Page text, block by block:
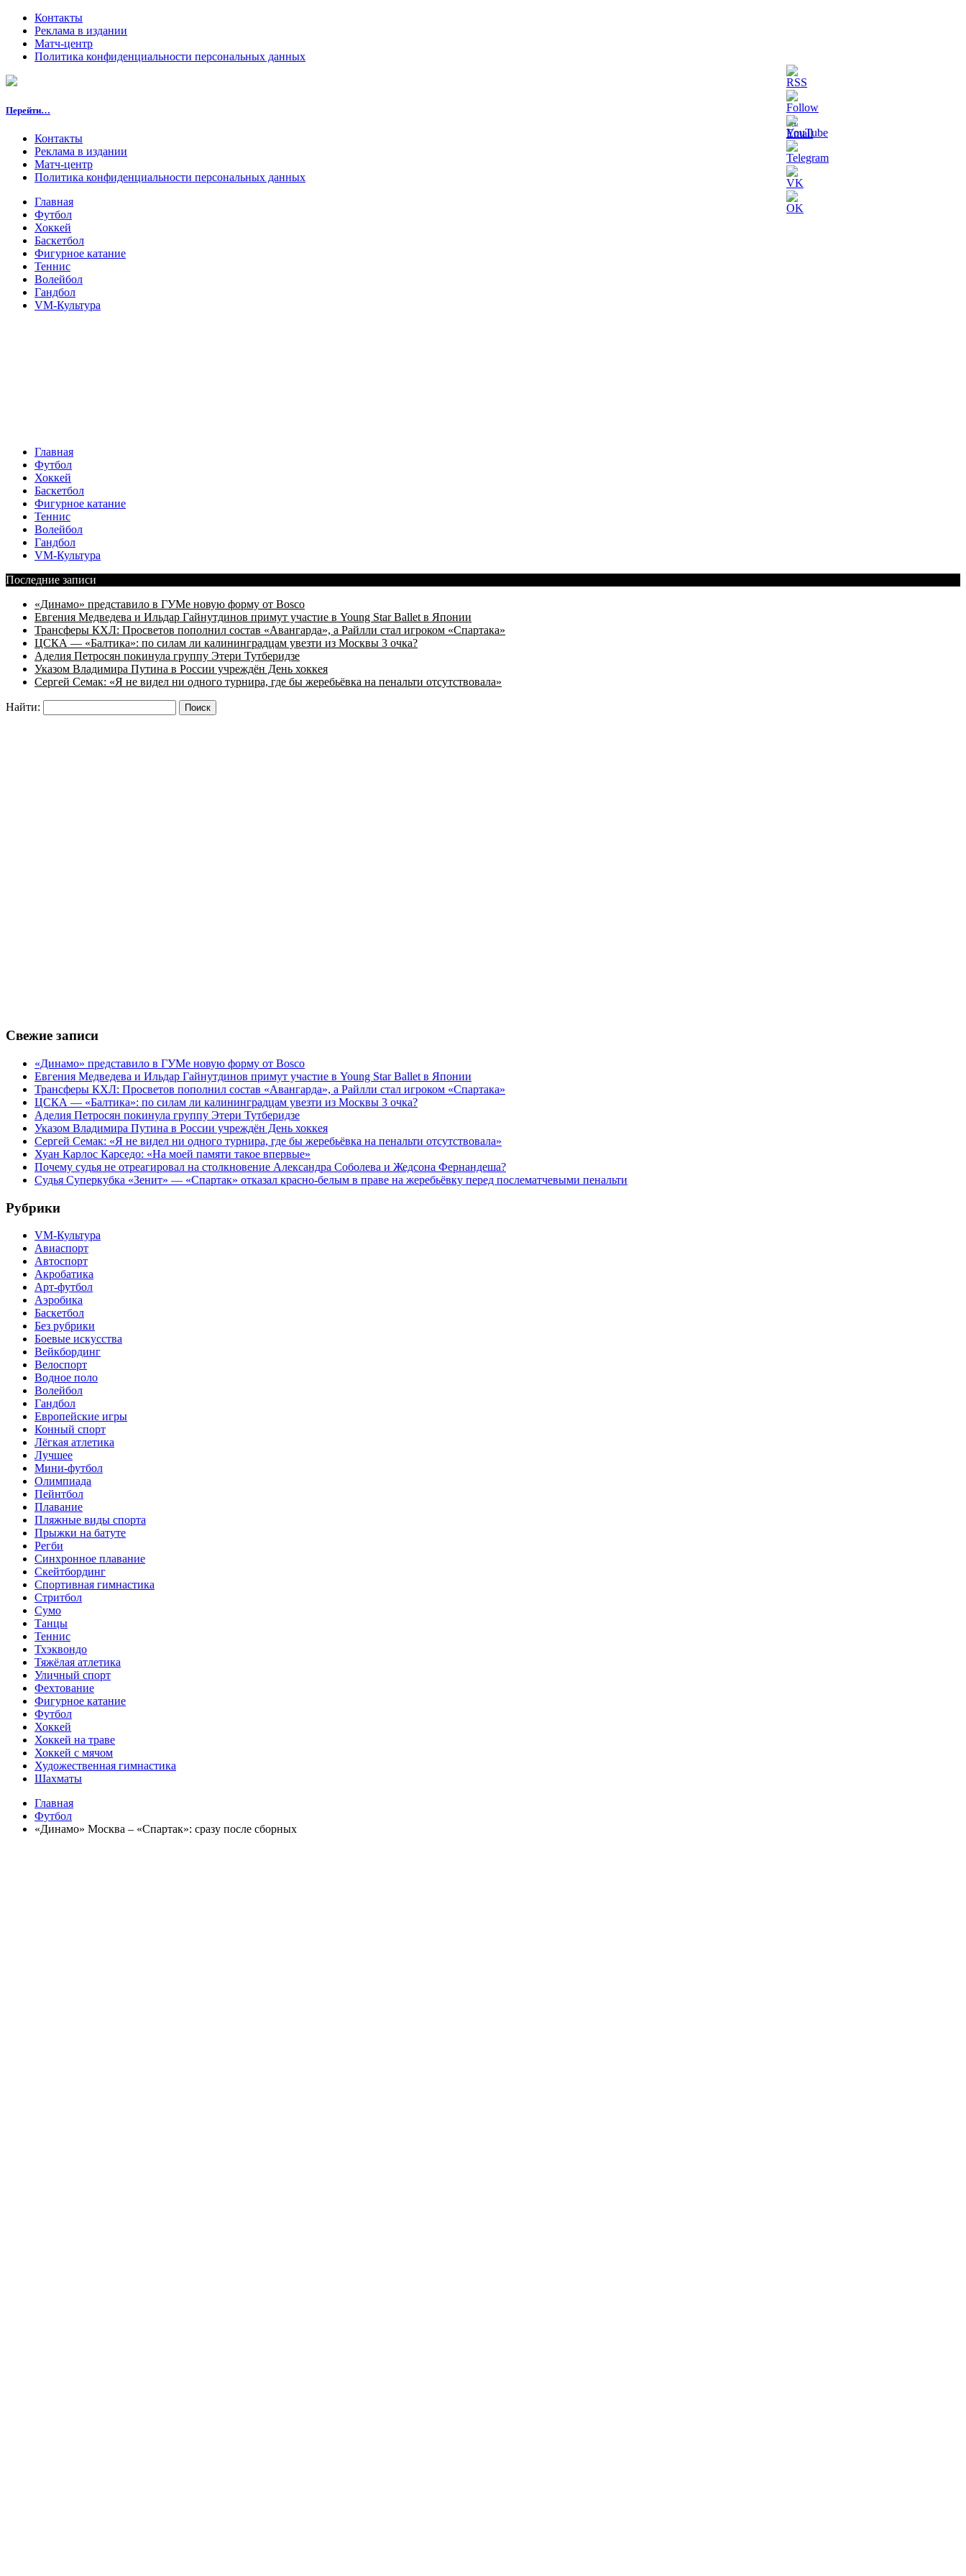
Контакты
Реклама в издании
Матч-центр
Политика конфиденциальности персональных данных
Перейти…
Контакты
Реклама в издании
Матч-центр
Политика конфиденциальности персональных данных
Главная
Футбол
Хоккей
Баскетбол
Фигурное катание
Теннис
Волейбол
Гандбол
VM-Культура
Главная
Футбол
Хоккей
Баскетбол
Фигурное катание
Теннис
Волейбол
Гандбол
VM-Культура
Последние записи
«Динамо» представило в ГУМе новую форму от Bosco
Евгения Медведева и Ильдар Гайнутдинов примут участие в Young Star Ballet в Японии
Трансферы КХЛ: Просветов пополнил состав «Авангарда», а Райлли стал игроком «Спартака»
ЦСКА — «Балтика»: по силам ли калининградцам увезти из Москвы 3 очка?
Аделия Петросян покинула группу Этери Тутберидзе
Указом Владимира Путина в России учреждён День хоккея
Сергей Семак: «Я не видел ни одного турнира, где бы жеребьёвка на пенальти отсутствовала»
Найти:
Свежие записи
«Динамо» представило в ГУМе новую форму от Bosco
Евгения Медведева и Ильдар Гайнутдинов примут участие в Young Star Ballet в Японии
Трансферы КХЛ: Просветов пополнил состав «Авангарда», а Райлли стал игроком «Спартака»
ЦСКА — «Балтика»: по силам ли калининградцам увезти из Москвы 3 очка?
Аделия Петросян покинула группу Этери Тутберидзе
Указом Владимира Путина в России учреждён День хоккея
Сергей Семак: «Я не видел ни одного турнира, где бы жеребьёвка на пенальти отсутствовала»
Хуан Карлос Карседо: «На моей памяти такое впервые»
Почему судья не отреагировал на столкновение Александра Соболева и Жедсона Фернандеша?
Судья Суперкубка «Зенит» — «Спартак» отказал красно-белым в праве на жеребьёвку перед послематчевыми пенальти
Рубрики
VM-Культура
Авиаспорт
Автоспорт
Акробатика
Арт-футбол
Аэробика
Баскетбол
Без рубрики
Боевые искусства
Вейкбординг
Велоспорт
Водное поло
Волейбол
Гандбол
Европейские игры
Конный спорт
Лёгкая атлетика
Лучшее
Мини-футбол
Олимпиада
Пейнтбол
Плавание
Пляжные виды спорта
Прыжки на батуте
Регби
Синхронное плавание
Скейтбординг
Спортивная гимнастика
Стритбол
Сумо
Танцы
Теннис
Тхэквондо
Тяжёлая атлетика
Уличный спорт
Фехтование
Фигурное катание
Футбол
Хоккей
Хоккей на траве
Хоккей с мячом
Художественная гимнастика
Шахматы
Главная
Футбол
«Динамо» Москва – «Спартак»: сразу после сборных